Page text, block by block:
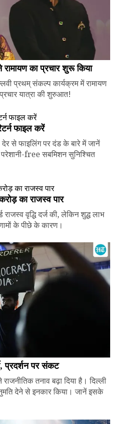
का प्रचार शुरू किया
प्रथम् संकल्प कार्यक्रम में रामायण
यात्रा की शुरुआत!
फाइल करें
से फाइलिंग पर दंड के बारे में जानें
free सबमिशन सुनिश्चित
का राजस्व पार
वृद्धि दर्ज की, लेकिन शुद्ध लाभ
के पीछे के कारण।
प्रदर्शन पर संकट
तनाव बढ़ा दिया है। दिल्ली
देने से इनकार किया। जानें इसके